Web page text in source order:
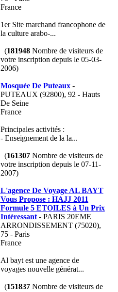
France
1er Site marchand francophone de
la culture arabo-...
(181948Nombre de visiteurs de
votre inscription depuis le 05-03-
2006)
Mosquée De Puteaux-
PUTEAUX (92800), 92 - Hauts
De Seine
France
Principales activités :
- Enseignement de la la...
(161307Nombre de visiteurs de
votre inscription depuis le 07-11-
2007)
L'agence De Voyage AL BAYT
Vous Propose : HAJJ 2011
Formule 5 ETOILES à Un Prix
Intéressant- PARIS 20EME
ARRONDISSEMENT (75020),
75 - Paris
France
Al bayt est une agence de
voyages nouvelle générat...
(151837Nombre de visiteurs de